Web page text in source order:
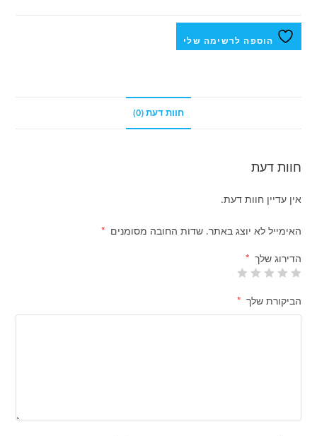
הוספה לרשימה שלי
חוות דעת (0)
חוות דעת
אין עדיין חוות דעת.
האימייל לא יוצג באתר. שדות החובה מסומנים *
הדירוג שלך *
הביקורת שלך *